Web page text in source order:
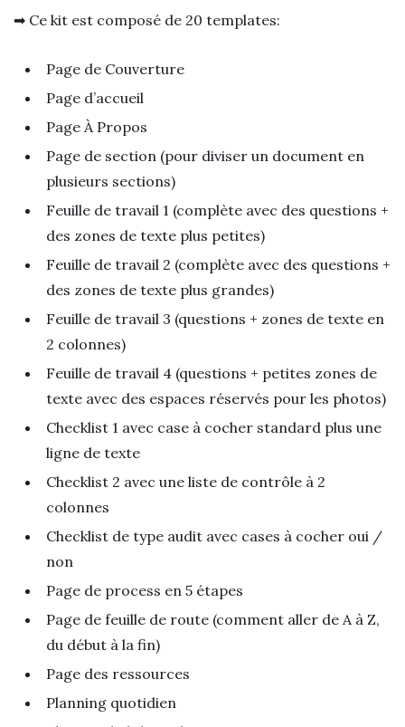
➡ Ce kit est composé de 20 templates:
Page de Couverture
Page d’accueil
Page À Propos
Page de section (pour diviser un document en
plusieurs sections)
Feuille de travail 1 (complète avec des questions +
des zones de texte plus petites)
Feuille de travail 2 (complète avec des questions +
des zones de texte plus grandes)
Feuille de travail 3 (questions + zones de texte en
2 colonnes)
Feuille de travail 4 (questions + petites zones de
texte avec des espaces réservés pour les photos)
Checklist 1 avec case à cocher standard plus une
ligne de texte
Checklist 2 avec une liste de contrôle à 2
colonnes
Checklist de type audit avec cases à cocher oui /
non
Page de process en 5 étapes
Page de feuille de route (comment aller de A à Z,
du début à la fin)
Page des ressources
Planning quotidien